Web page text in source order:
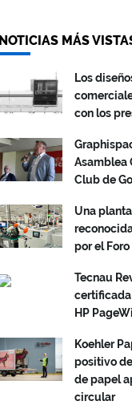
NOTICIAS MÁS
Los
con los
Asamblea
Club de
Una
por el
Tecnau
certificada
HP
Koehler
positivo
de papel
circular